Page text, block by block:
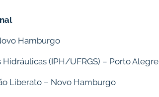
Hamburgo
(IPH/UFRGS) – Porto Alegre
Liberato – Novo Hamburgo